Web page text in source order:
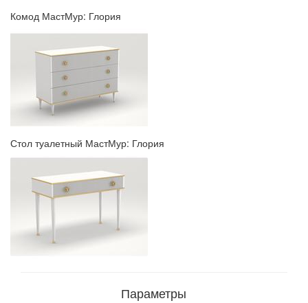
Комод МастМур: Глория
Стол туалетный МастМур: Глория
Параметры